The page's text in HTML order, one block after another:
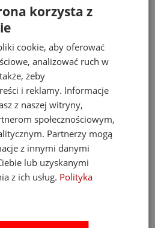
rozwój sensoryczny i
miesięcy życia. Produkty marki
maluchom poznawać świat w
zabawka jest projektowana z
dziecka i spełnia surowe normy
dziecku magię
to nie tylko zabawka, alepierwszy
odkrywania świata . Rozwija,
maluchowi i spokój rodzicowi.
i sensoryczną zabawkę edukacyjną
prezent dla dziecka, który inspiruje
korzysta z
cookie, aby oferować
analizować ruch w
żeby
i reklamy. Informacje
z naszej witryny,
społecznościowym,
Partnerzy mogą
z innymi danymi
lub uzyskanymi
z ich usług. Polityka